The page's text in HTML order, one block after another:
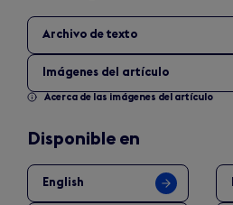
Archivo de texto
Imágenes del artículo
Acerca de las imágenes del artículo
Disponible en
English